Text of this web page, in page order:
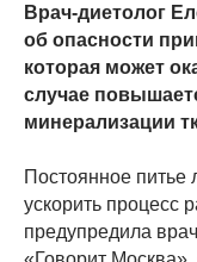
Врач-диетолог
об опасности
которая может
случае
минерализации
Постоянное
ускорить процесс
предупредила